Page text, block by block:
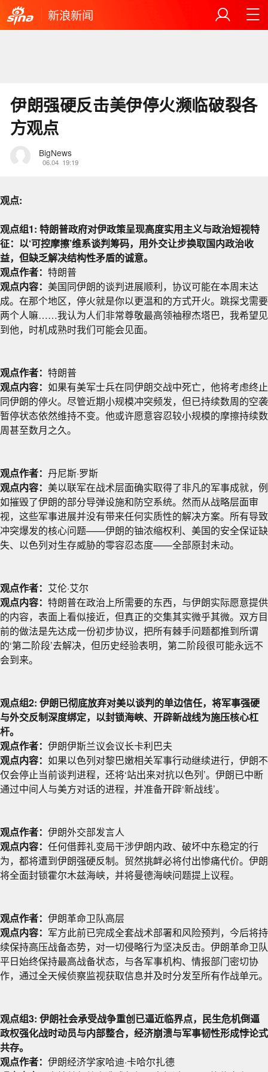
新浪新闻
伊朗强硬反击美伊停火濒临破裂各
方观点
BigNews
06.04 19:19
观点:
观点组1: 特朗普政府对伊政策呈现高度实用主义与政治短视特
征：以‘可控摩擦’维系谈判筹码，用外交让步换取国内政治收
益，但缺乏解决结构性矛盾的诚意。
观点作者： 特朗普
观点内容： 美国同伊朗的谈判进展顺利，协议可能在本周末达
成。在那个地区，停火就是你以更温和的方式开火。跳探戈需要
两个人嘛……我认为人们非常尊敬最高领袖穆杰塔巴，我希望见
到他，时机成熟时我们可能会见面。
观点作者： 特朗普
观点内容： 如果有美军士兵在同伊朗交战中死亡，他将考虑终止
同伊朗的停火。尽管近期小规模冲突频发，但已持续数周的空袭
暂停状态依然维持不变。他或许愿意容忍较小规模的摩擦持续数
周甚至数月之久。
观点作者： 丹尼斯·罗斯
观点内容： 美以联军在战术层面确实取得了非凡的军事成就，例
如摧毁了伊朗的部分导弹设施和防空系统。然而从战略层面审
视，这些军事进展并没有带来任何实质性的解决方案。所有导致
冲突爆发的核心问题——伊朗的铀浓缩权利、美国的安全保证缺
失、以色列对生存威胁的零容忍态度——全部原封未动。
观点作者： 艾伦·艾尔
观点内容： 特朗普在政治上所需要的东西，与伊朗实际愿意提供
的内容，表面上看似接近，但真正的交集其实微乎其微。双方目
前的做法是先达成一份初步协议，把所有棘手问题都推到所谓
的‘第二阶段’去解决，但历史经验表明，第二阶段很可能永远不
会到来。
观点组2: 伊朗已彻底放弃对美以谈判的单边信任，将军事强硬
与外交反制深度绑定，以封锁海峡、开辟新战线为施压核心杠
杆。
观点作者： 伊朗伊斯兰议会议长卡利巴夫
观点内容： 如果以色列对黎巴嫩相关军事行动继续进行，伊朗不
仅会停止当前谈判进程，还将‘站出来对抗以色列’。伊朗已中断
通过中间人与美方对话的进程，并准备开辟‘新战线’。
观点作者： 伊朗外交部发言人
观点内容： 任何借葬礼变局干涉伊朗内政、破坏中东稳定的行
为，都将遭到伊朗强硬反制。贸然挑衅必将付出惨痛代价。伊朗
将全面封锁霍尔木兹海峡，并将曼德海峡问题提上议程。
观点作者： 伊朗革命卫队高层
观点内容： 军方此前已完成全套战术部署和风险预判，今后将持
续保持高压战备态势，对一切侵略行为坚决反击。伊朗革命卫队
平日始终保持最高战备状态，与各军事机构、情报部门密切协
作，通过全天候侦察监视获取信息并及时分发至所有作战单元。
观点组3: 伊朗社会承受战争重创已逼近临界点，民生危机倒逼
政权强化战时动员与内部整合，经济崩溃与军事韧性形成悖论式
共存。
观点作者： 伊朗经济学家哈迪·卡哈尔扎德